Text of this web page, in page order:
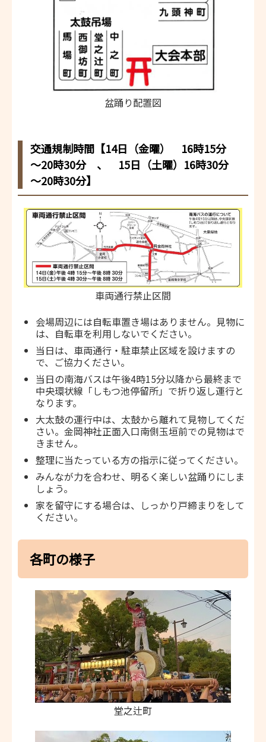
盆踊り配置図
交通規制時間【14日（金曜） 16時15分
～20時30分 、 15日（土曜）16時30分
～20時30分】
車両通行禁止区間
会場周辺には自転車置き場はありません。見物に
は、自転車を利用しないでください。
当日は、車両通行・駐車禁止区域を設けますの
で、ご協力ください。
当日の南海バスは午後4時15分以降から最終まで
中央環状線「しもつ池停留所」で折り返し運行と
なります。
大太鼓の運行中は、太鼓から離れて見物してくだ
さい。金岡神社正面入口南側玉垣前での見物はで
きません。
整理に当たっている方の指示に従ってください。
みんなが力を合わせ、明るく楽しい盆踊りにしま
しょう。
家を留守にする場合は、しっかり戸締まりをして
ください。
各町の様子
堂之辻町